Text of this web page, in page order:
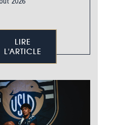
LIRE
L'ARTICLE